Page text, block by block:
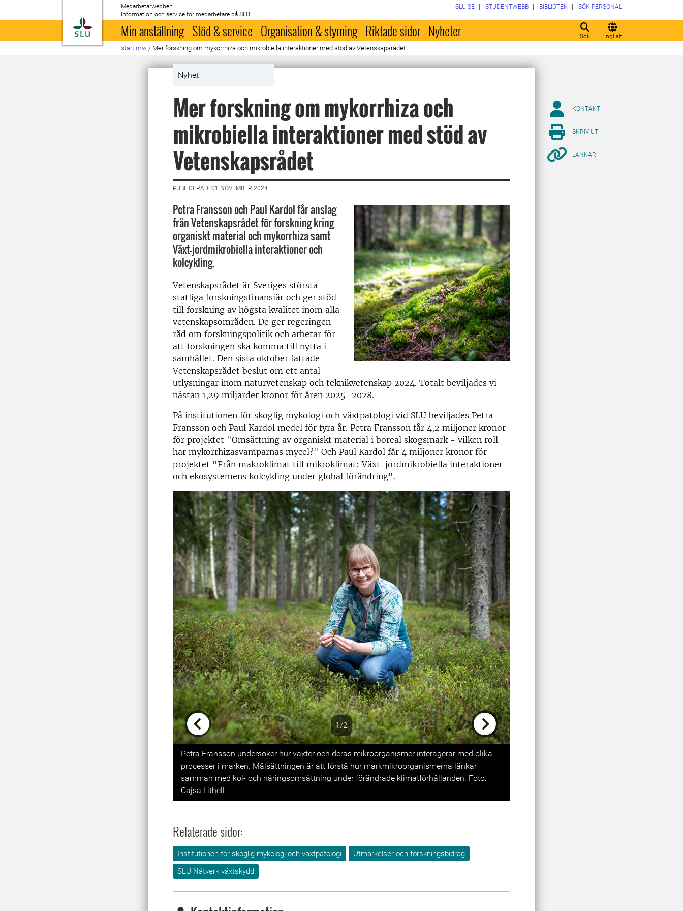
Till startsida
Medarbetarwebben
Information och service för medarbetare på SLU
Sök English
SLU.SE STUDENTWEBB BIBLIOTEK SÖK PERSONAL
Min anställning Stöd & service Organisation & styrning Riktade sidor Nyheter
start mw / Mer forskning om mykorrhiza och mikrobiella interaktioner med stöd av Vetenskapsrådet
Nyhet
Mer forskning om mykorrhiza och
mikrobiella interaktioner med stöd av
Vetenskapsrådet
PUBLICERAD: 01 NOVEMBER 2024
Petra Fransson och Paul Kardol får anslag
från Vetenskapsrådet för forskning kring
organiskt material och mykorrhiza samt
Växt-jordmikrobiella interaktioner och
kolcykling.
Vetenskapsrådet är Sveriges största
statliga forskningsfinansiär och ger stöd
till forskning av högsta kvalitet inom alla
vetenskapsområden. De ger regeringen
råd om forskningspolitik och arbetar för
att forskningen ska komma till nytta i
samhället. Den sista oktober fattade
Vetenskapsrådet beslut om ett antal
utlysningar inom naturvetenskap och teknikvetenskap 2024. Totalt beviljades vi
nästan 1,29 miljarder kronor för åren 2025–2028.
På institutionen för skoglig mykologi och växtpatologi vid SLU beviljades Petra
Fransson och Paul Kardol medel för fyra år. Petra Fransson får 4,2 miljoner kronor
för projektet "Omsättning av organiskt material i boreal skogsmark - vilken roll
har mykorrhizasvamparnas mycel?" Och Paul Kardol får 4 miljoner kronor för
projektet "Från makroklimat till mikroklimat: Växt-jordmikrobiella interaktioner
och ekosystemens kolcykling under global förändring".
1/2
Previous Next
Petra Fransson undersöker hur växter och deras mikroorganismer interagerar med olika
processer i marken. Målsättningen är att förstå hur markmikroorganismerna länkar
samman med kol- och näringsomsättning under förändrade klimatförhållanden. Foto:
Cajsa Lithell.
Relaterade sidor:
Institutionen för skoglig mykologi och växtpatologi
Utmärkelser och forskningsbidrag
SLU Nätverk växtskydd
KONTAKT
SKRIV UT
LÄNKAR